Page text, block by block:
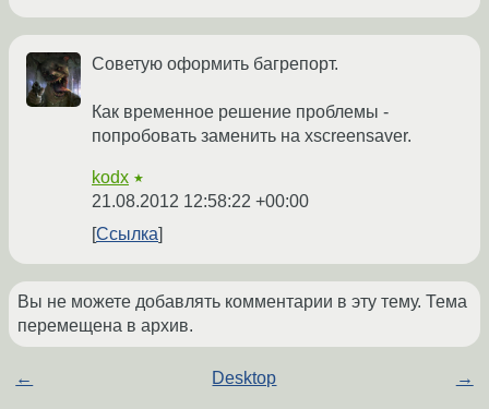
Советую оформить багрепорт.
Как временное решение проблемы -
попробовать заменить на xscreensaver.
kodx ★
21.08.2012 12:58:22 +00:00
Ссылка
Вы не можете добавлять комментарии в эту тему. Тема
перемещена в архив.
← Desktop →